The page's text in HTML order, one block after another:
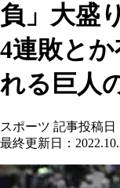
負」大盛
4連敗と
れる巨人
スポーツ 記事投稿日
最終更新日：